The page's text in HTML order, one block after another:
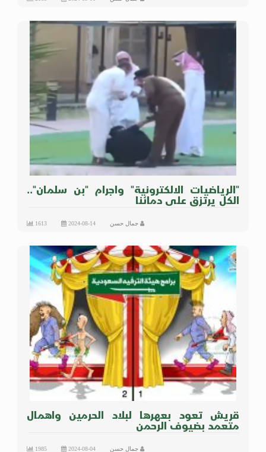
"الرياضيات الالكترونية" واجرام "بن سلمان"..
الكل يرتزق على دمائنا
جمال حسن 2024-08-14
1613
قريش تعود بعهرها لبلاد الحرمين واهمال
متعمد بضيوف الرحمن
جمال حسن 2024-08-04
1985